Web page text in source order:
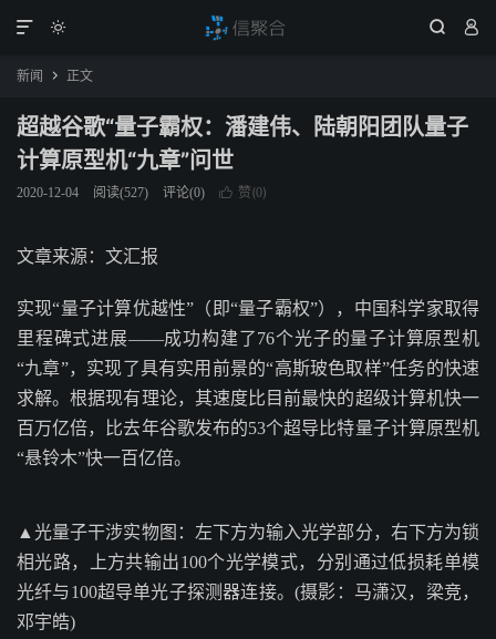
  

新闻  正文
超越谷歌“量子霸权：潘建伟、陆朝阳团队量子
计算原型机“九章”问世
2020-12-04 阅读(527) 评论(0)  赞(0)
文章来源：文汇报
实现“量子计算优越性”（即“量子霸权”），中国科学家取得
里程碑式进展——成功构建了76个光子的量子计算原型机
“九章”，实现了具有实用前景的“高斯玻色取样”任务的快速
求解。根据现有理论，其速度比目前最快的超级计算机快一
百万亿倍，比去年谷歌发布的53个超导比特量子计算原型机
“悬铃木”快一百亿倍。
▲光量子干涉实物图：左下方为输入光学部分，右下方为锁
相光路，上方共输出100个光学模式，分别通过低损耗单模
光纤与100超导单光子探测器连接。(摄影：马潇汉，梁竞，
邓宇皓)